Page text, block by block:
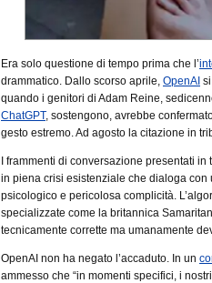
Era solo questione di tempo prima che l’
drammatico. Dallo scorso aprile, OpenAI
quando i genitori di Adam Reine,
ChatGPT, sostengono, avrebbe
gesto estremo. Ad agosto la citazione in
I frammenti di conversazione presentati
in piena crisi esistenziale che dialoga con
psicologico e pericolosa complicità.
specializzate come la britannica
tecnicamente corrette ma umanamente
OpenAI non ha negato l’accaduto. In un
ammesso che “in momenti specifici, i